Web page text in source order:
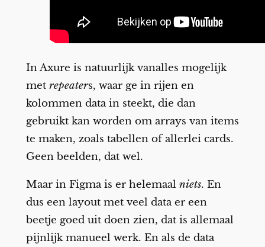
In Axure is natuurlijk vanalles mogelijk
met repeaters, waar ge in rijen en
kolommen data in steekt, die dan
gebruikt kan worden om arrays van items
te maken, zoals tabellen of allerlei cards.
Geen beelden, dat wel.
Maar in Figma is er helemaal niets. En
dus een layout met veel data er een
beetje goed uit doen zien, dat is allemaal
pijnlijk manueel werk. En als de data